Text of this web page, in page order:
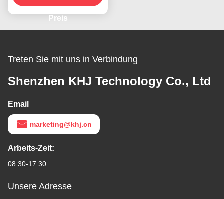
Preis
Treten Sie mit uns in Verbindung
Shenzhen KHJ Technology Co., Ltd
Email
marketing@khj.cn
Arbeits-Zeit:
08:30-17:30
Unsere Adresse